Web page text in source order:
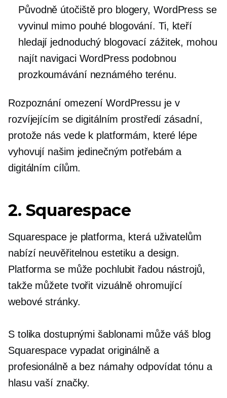
Původně útočiště pro blogery, WordPress se
vyvinul mimo pouhé blogování. Ti, kteří
hledají jednoduchý blogovací zážitek, mohou
najít navigaci WordPress podobnou
prozkoumávání neznámého terénu.
Rozpoznání omezení WordPressu je v
rozvíjejícím se digitálním prostředí zásadní,
protože nás vede k platformám, které lépe
vyhovují našim jedinečným potřebám a
digitálním cílům.
2. Squarespace
Squarespace je platforma, která uživatelům
nabízí neuvěřitelnou estetiku a design.
Platforma se může pochlubit řadou nástrojů,
takže můžete tvořit vizuálně ohromující
webové stránky.
S tolika dostupnými šablonami může váš blog
Squarespace vypadat originálně a
profesionálně a bez námahy odpovídat tónu a
hlasu vaší značky.